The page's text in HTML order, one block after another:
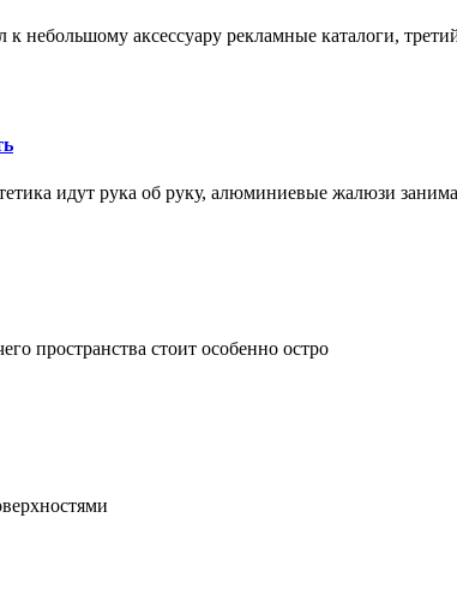
небольшому аксессуару рекламные каталоги,
идут рука об руку, алюминиевые жалюзи
пространства стоит особенно остро